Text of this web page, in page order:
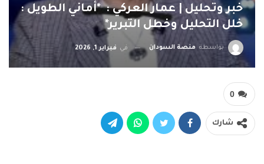
خبر وتحليل | عمار العركي : *أماني الطويل :
خلل التحليل وخطل التبرير*
بواسطة منصة السودان في فبراير 1, 2026
0
شارك